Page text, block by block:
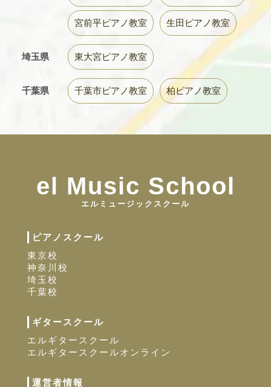
宮前平ピアノ教室 生田ピアノ教室
埼玉県 東大宮ピアノ教室
千葉県 千葉市ピアノ教室 柏ピアノ教室
el Music School
エルミュージックスクール
ピアノスクール
東京校
神奈川校
埼玉校
千葉校
ギタースクール
エルギタースクール
エルギタースクールオンライン
運営者情報